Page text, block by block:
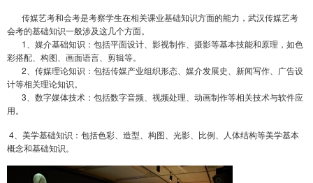
传媒艺考和会考是考察学生在相关课业基础知识方面的能力， 武汉传媒艺考
会考的基础知识一般涉及这几个方面。
1、媒介基础知识：包括平面设计、影视制作、摄影等基本技能和原理，如色
彩搭配、构图、画面语言、剪辑等。
2、传媒理论知识：包括传媒产业组织形态、媒介发展史、新闻写作、广告设
计等相关理论知识。
3、数字媒体技术：包括数字音频、视频处理、动画制作等相关技术与软件应
用。
4、美学基础知识：包括色彩、造型、构图、光影、比例、人体结构等美学基本
概念和基础知识。